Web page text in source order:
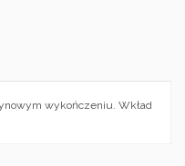
wykończeniu. Wkład